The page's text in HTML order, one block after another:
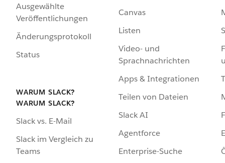
Ausgewählte
Veröffentlichungen
Änderungsprotokoll
Status
WARUM SLACK?
WARUM SLACK?
Slack vs. E-Mail
Slack im Vergleich zu
Teams
Canvas
Listen
Video- und
Sprachnachrichten
Apps & Integrationen
Teilen von Dateien
Slack AI
Agentforce
Enterprise-Suche